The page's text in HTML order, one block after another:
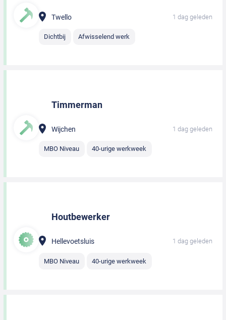
Twello 1 dag geleden
Dichtbij Afwisselend werk
Timmerman
Wijchen 1 dag geleden
MBO Niveau 40-urige werkweek
Houtbewerker
Hellevoetsluis 1 dag geleden
MBO Niveau 40-urige werkweek